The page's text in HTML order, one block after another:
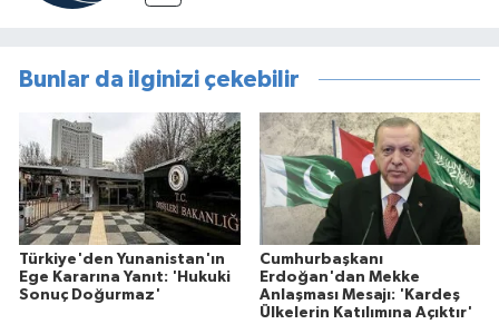
Bunlar da ilginizi çekebilir
Türkiye'den Yunanistan'ın
Ege Kararına Yanıt: 'Hukuki
Sonuç Doğurmaz'
Cumhurbaşkanı
Erdoğan'dan Mekke
Anlaşması Mesajı: 'Kardeş
Ülkelerin Katılımına Açıktır'